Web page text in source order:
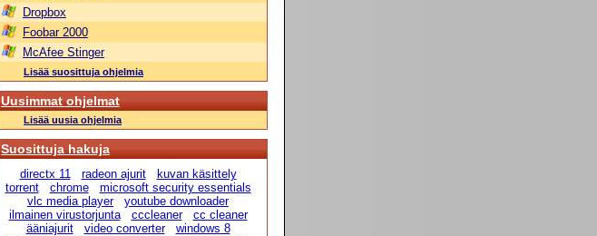
Dropbox
Foobar 2000
McAfee Stinger
Lisää suosittuja ohjelmia
Uusimmat ohjelmat
Lisää uusia ohjelmia
Suosittuja hakuja
directx 11 radeon ajurit
kuvan käsittely
torrent
chrome
microsoft security essentials
vlc media player
youtube downloader
ilmainen virustorjunta
cccleaner
cc cleaner
ääniajurit
video converter
windows 8